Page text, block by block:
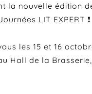
la nouvelle édition
LIT EXPERT ❗
les 15 et 16
Hall de la